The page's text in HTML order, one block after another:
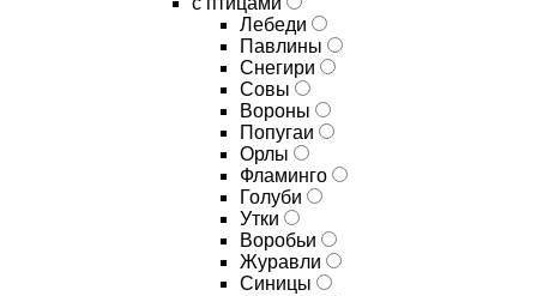
Лебеди
Павлины
Снегири
Совы
Вороны
Попугаи
Орлы
Фламинго
Голуби
Утки
Воробьи
Журавли
Синицы